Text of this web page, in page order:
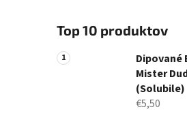
Top 10 produktov
Dipované
Mister
(Solubile)
€5,50